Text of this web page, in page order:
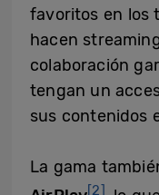
favoritos en los
hacen
colaboración
tengan un
sus contenidos
La gama
[2]